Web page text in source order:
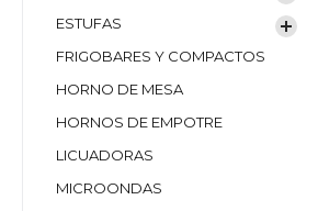
ESTUFAS
FRIGOBARES Y COMPACTOS
HORNO DE MESA
HORNOS DE EMPOTRE
LICUADORAS
MICROONDAS